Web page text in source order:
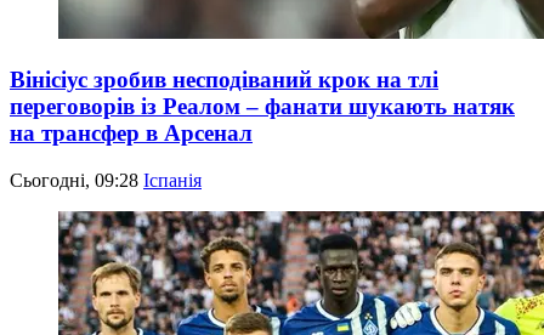
Вінісіус зробив несподіваний крок на тлі
переговорів із Реалом – фанати шукають натяк
на трансфер в Арсенал
Сьогодні, 09:28 Іспанія